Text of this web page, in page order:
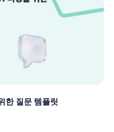
한 질문 템플릿